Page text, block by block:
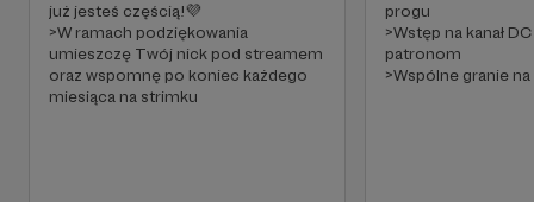
już jesteś częścią!💜
>W ramach podziękowania
umieszczę Twój nick pod streamem
oraz wspomnę po koniec każdego
miesiąca na strimku
progu
>Wstęp na kanał
patronom
>Wspólne granie